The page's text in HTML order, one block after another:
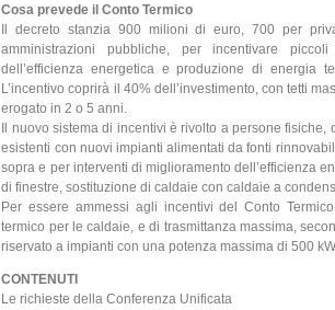
Cosa prevede il Conto Termico
Il decreto stanzia 900 milioni di euro, 700 per
amministrazioni pubbliche, per incentivare
dell’efficienza energetica e produzione di energia
L’incentivo coprirà il 40% dell’investimento, con tetti
erogato in 2 o 5 anni.
Il nuovo sistema di incentivi è rivolto a persone
esistenti con nuovi impianti alimentati da fonti
sopra e per interventi di miglioramento dell’efficienza
di finestre, sostituzione di caldaie con caldaie a
Per essere ammessi agli incentivi del Conto
termico per le caldaie, e di trasmittanza massima,
riservato a impianti con una potenza massima di 500
CONTENUTI
Le richieste della Conferenza Unificata